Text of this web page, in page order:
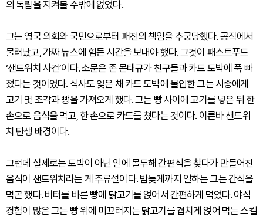
의 독립을 지켜볼 수밖에 없었다.
그는 영국 의회와 국민으로부터 패전의 책임을 추궁당했다. 공직에서
물러났고, 가짜 뉴스에 힘든 시간을 보내야 했다. 그것이 패스트푸드
‘샌드위치 사건’이다. 소문은 존 몬태규가 친구들과 카드 도박에 푹 빠
졌다는 것이었다. 식사도 잊은 채 카드 도박에 몰입한 그는 시종에게
고기 몇 조각과 빵을 가져오게 했다. 그는 빵 사이에 고기를 넣은 뒤 한
손으로 음식을 먹고, 한 손으로 카드를 쳤다는 것이다. 이른바 샌드위
치 탄생 배경이다.
그런데 실제로는 도박이 아닌 일에 몰두해 간편식을 찾다가 만들어진
음식이 샌드위치라는 게 주류설이다. 밤늦게까지 일하는 그는 간식을
먹곤 했다. 버터를 바른 빵에 닭고기를 얹어서 간편하게 먹었다. 야식
경험이 많은 그는 빵 위에 미끄러지는 닭고기를 겹치게 얹어 먹는 스킬